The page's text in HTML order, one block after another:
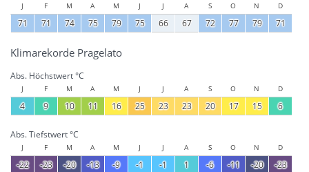
J F M A M J J A S O N D
71 71 74 75 79 75 66 67 72 77 79 71
Klimarekorde Pragelato
Abs. Höchstwert °C
J F M A M J J A S O N D
4 9 10 11 16 25 23 23 20 17 15 6
Abs. Tiefstwert °C
J F M A M J J A S O N D
-22 -23 -20 -13 -9 -1 -1 1 -6 -11 -20 -23